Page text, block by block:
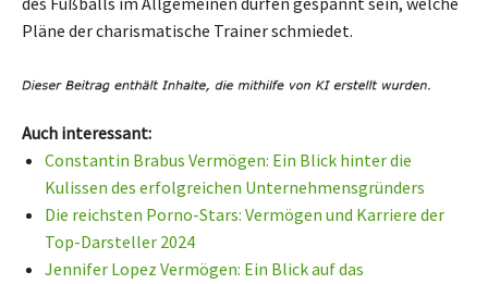
Pläne der charismatische Trainer schmiedet.
Auch interessant:
Constantin Brabus Vermögen: Ein Blick hinter die
Kulissen des erfolgreichen Unternehmensgründers
Die reichsten Porno-Stars: Vermögen und Karriere der
Top-Darsteller 2024
Jennifer Lopez Vermögen: Ein Blick auf das